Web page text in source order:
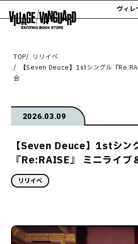
ヴィレ
TOP
リリイベ
【Seven Deuce】1stシングル『
会
2026.03.09
【Seven Deuce】1stシン
『Re:RAISE』 ミニライブ
リリイベ